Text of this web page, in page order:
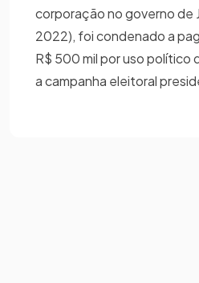
corporação no governo de
2022), foi condenado a
R$ 500 mil por uso político
a campanha eleitoral